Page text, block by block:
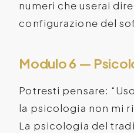
numeri che userai
configurazione del
Modulo 6 —
Potresti pensare:
la psicologia non mi
La psicologia del